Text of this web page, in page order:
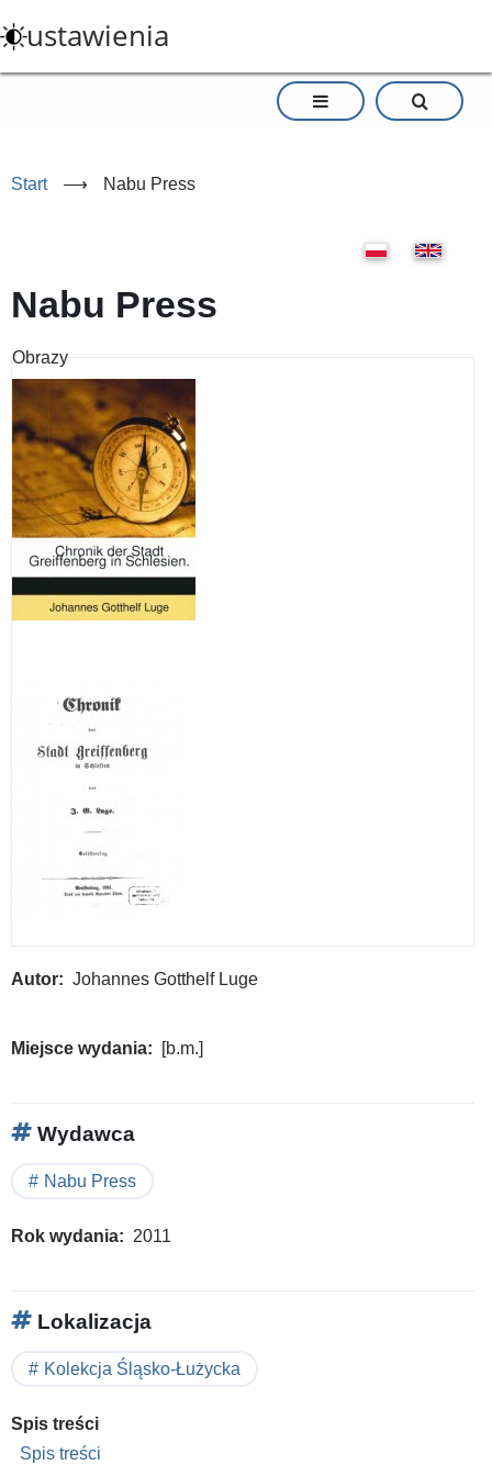
do
treści
ustawienia
Start ⟶ Nabu Press
Nabu Press
Obrazy
Autor Johannes Gotthelf Luge
Miejsce wydania [b.m.]
Wydawca
Nabu Press
Rok wydania 2011
Lokalizacja
Kolekcja Śląsko-Łużycka
Spis treści
Spis treści